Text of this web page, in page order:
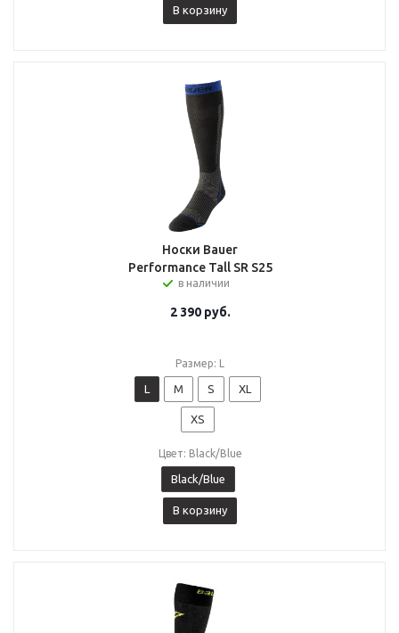
В корзину
Носки Bauer
Performance Tall SR S25
в наличии
2 390руб.
Размер: L
L M S XL
XS
Цвет: Black/Blue
Black/Blue
В корзину